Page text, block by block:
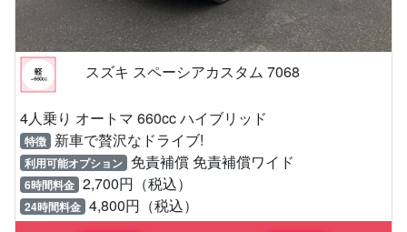
スズキ スペーシアカスタム 7068
4人乗り オートマ 660cc ハイブリッド
特徴 新車で贅沢なドライブ!
利用可能オプション 免責補償 免責補償ワイド
6時間料金 2,700円（税込）
24時間料金 4,800円（税込）